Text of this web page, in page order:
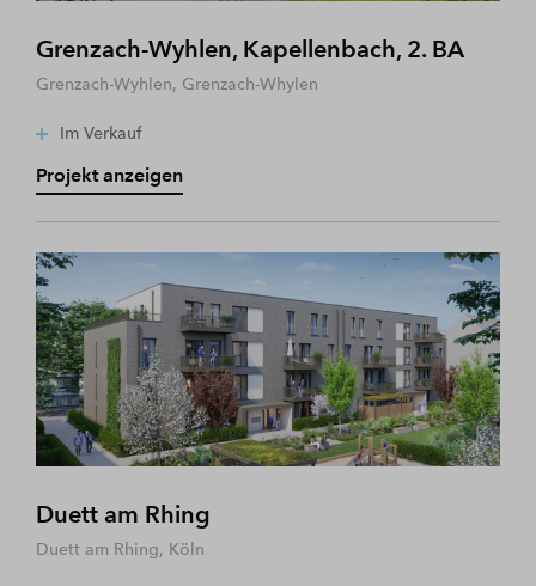
Grenzach-Wyhlen, Kapellenbach, 2. BA
Grenzach-Wyhlen, Grenzach-Whylen
Im Verkauf
Projekt anzeigen
Duett am Rhing
Duett am Rhing, Köln